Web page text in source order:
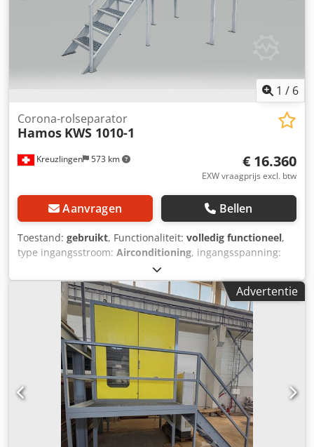
1 / 6
Kreuzlingen 573 km
Corona-rolseparator
Hamos KWS 1010-1
€ 16.360
EXW vraagprijs excl. btw
Aanvragen Bellen
Toestand: gebruikt, Functionaliteit: volledig functioneel,
type ingangsstroom: Airconditioning, ingangsspanning:
, Te koop: een corona-
walsafscheider van het merk hamos, type: KWS 1010-1 -
Bouwjaar: ca. 1998 -Ca. 500 bedrijfsuren -Uitsluitend
gebruikt voor proefnemingen en testen, nooit geïntegreerd
in een productielijn, daardoor zeer geringe slijtage -
Technisch functioneel Toepassingsgebied -Elektrostatische
scheiding -Kunststof- en recyclingtoepassingen -
Materiaalkundige proeven, productie Bijzonderheden -
Robuuste industriële uitvoering -Zelfstandige machine met
besturing -Ideaal voor laboratoria, ontwikkelingsafdelingen
of pilotinstallaties Verkoop zoals bezichtigd Dcodpfx
Asyhcqyjhpjk Bezichtiging na afspraak mogelijk
Advertentie